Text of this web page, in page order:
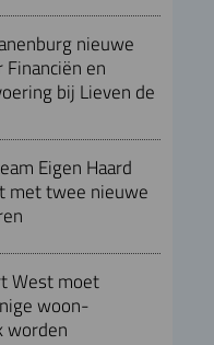
nieuwe
en
bij Lieven de
Eigen Haard
met twee nieuwe
West moet
woon-
worden